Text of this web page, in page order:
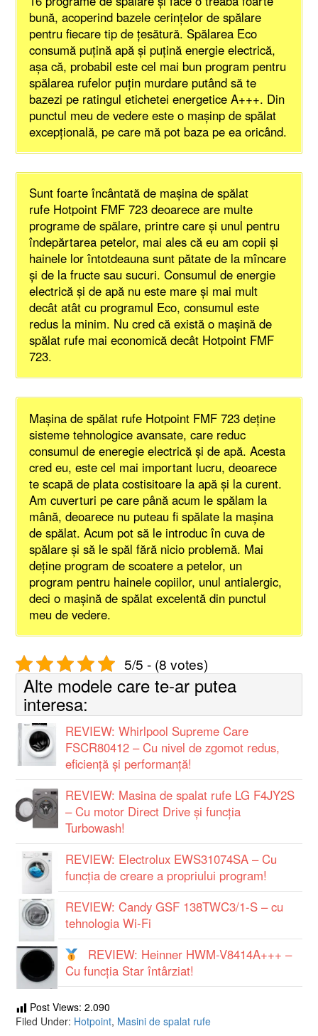
bună, acoperind bazele cerinţelor de spălare
pentru fiecare tip de ţesătură. Spălarea Eco
consumă puţină apă şi puţină energie electrică,
aşa că, probabil este cel mai bun program pentru
spălarea rufelor puţin murdare putând să te
bazezi pe ratingul etichetei energetice A+++. Din
punctul meu de vedere este o maşinp de spălat
excepţională, pe care mă pot baza pe ea oricând.
Sunt foarte încântată de maşina de spălat
rufe Hotpoint FMF 723 deoarece are multe
programe de spălare, printre care şi unul pentru
îndepărtarea petelor, mai ales că eu am copii şi
hainele lor întotdeauna sunt pătate de la mîncare
şi de la fructe sau sucuri. Consumul de energie
electrică şi de apă nu este mare şi mai mult
decât atât cu programul Eco, consumul este
redus la minim. Nu cred că există o maşină de
spălat rufe mai economică decât Hotpoint FMF
723.
Maşina de spălat rufe Hotpoint FMF 723 deţine
sisteme tehnologice avansate, care reduc
consumul de eneregie electrică şi de apă. Acesta
cred eu, este cel mai important lucru, deoarece
te scapă de plata costisitoare la apă şi la curent.
Am cuverturi pe care până acum le spălam la
mână, deoarece nu puteau fi spălate la maşina
de spălat. Acum pot să le introduc în cuva de
spălare şi să le spăl fără nicio problemă. Mai
deţine program de scoatere a petelor, un
program pentru hainele copiilor, unul antialergic,
deci o maşină de spălat excelentă din punctul
meu de vedere.
5/5 - (8 votes)
Alte modele care te-ar putea
interesa:
REVIEW: Whirlpool Supreme Care
FSCR80412 – Cu nivel de zgomot redus,
eficiență și performanță!
REVIEW: Masina de spalat rufe LG F4JY2S
– Cu motor Direct Drive și funcția
Turbowash!
REVIEW: Electrolux EWS31074SA – Cu
funcția de creare a propriului program!
REVIEW: Candy GSF 138TWC3/1-S – cu
tehnologia Wi-Fi
REVIEW: Heinner HWM-V8414A+++ –
Cu funcția Star întârziat!
Post Views: 2.090
Filed Under: Hotpoint, Masini de spalat rufe